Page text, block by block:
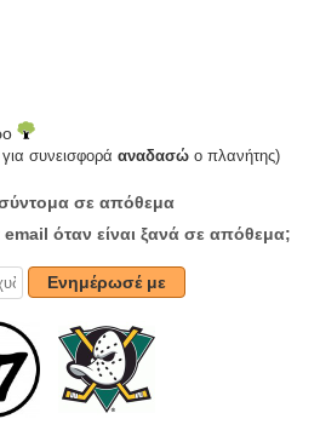
συνεισφορά αναδασώ ο πλανήτης)
σύντομα σε απόθεμα
όταν είναι ξανά σε απόθεμα;
Ενημέρωσέ με